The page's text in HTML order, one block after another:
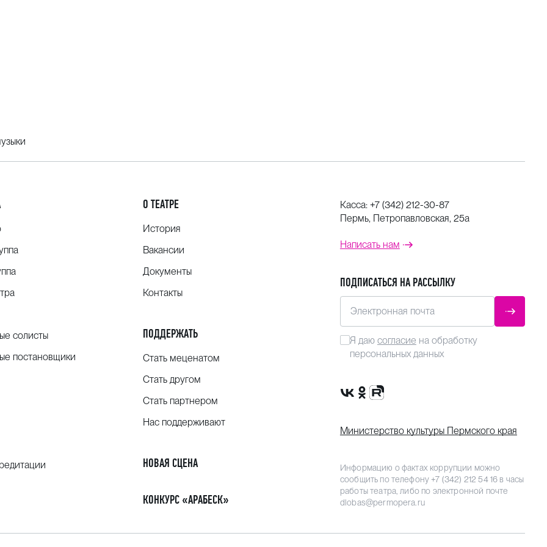
солисты
постановщики
О ТЕАТРЕ
История
Вакансии
Документы
Контакты
ПОДДЕРЖАТЬ
Стать меценатом
Стать другом
Стать партнером
Нас поддерживают
НОВАЯ СЦЕНА
КОНКУРС «АРАБЕСК»
Касса: +7 (342) 212-30-87
Пермь, Петропавловская, 25а
Написать нам
ПОДПИСАТЬСЯ НА РАССЫЛКУ
Электронная почта
Я даю согласие на обработку
персональных данных
Сообщество VK
Группа в одноклассниках
Канал Rutube
Министерство культуры Пермского края
Информацию о фактах коррупции можно
сообщить по телефону+7 (342) 212 54 16 в часы
работы театра, либо по электронной почте
dlobas@permopera.ru